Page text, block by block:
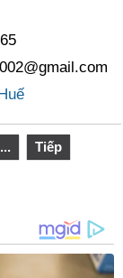
... Tiếp